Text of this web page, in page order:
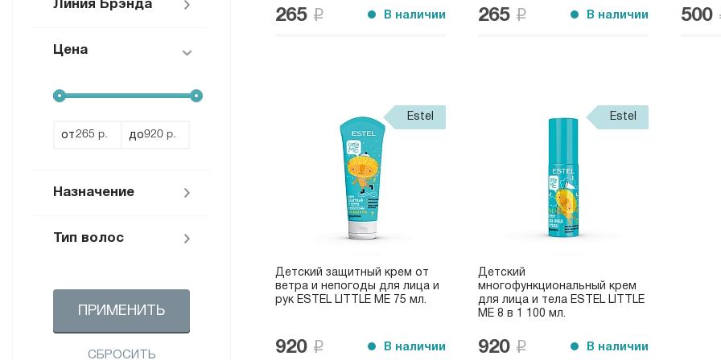
Линия Брэнда
Little Me (
Цена
от до
Назначение
Защита от
Для детей (5)
Тип волос
Для всех типов (1)
ПРИМЕНИТЬ
СБРОСИТЬ
265 В наличии 265 В наличии 500
Estel
Детский защитный крем от
ветра и непогоды для лица и
рук ESTEL LITTLE ME 75 мл.
920 В наличии
Estel
Детский
многофункциональный крем
для лица и тела ESTEL LITTLE
ME 8 в 1 100 мл.
920 В наличии